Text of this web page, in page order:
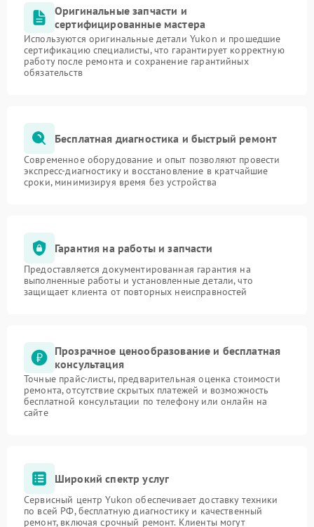
Оригинальные запчасти и
сертифицированные мастера
Используются оригинальные детали Yukon и прошедшие
сертификацию специалисты, что гарантирует корректную
работу после ремонта и сохранение гарантийных
обязательств
Бесплатная диагностика и быстрый ремонт
Современное оборудование и опыт позволяют провести
экспресс-диагностику и восстановление в кратчайшие
сроки, минимизируя время без устройства
Гарантия на работы и запчасти
Предоставляется документированная гарантия на
выполненные работы и установленные детали, что
защищает клиента от повторных неисправностей
Прозрачное ценообразование и бесплатная
консультация
Точные прайс-листы, предварительная оценка стоимости
ремонта, отсутствие скрытых платежей и возможность
бесплатной консультации по телефону или онлайн на
сайте
Широкий спектр услуг
Сервисный центр Yukon обеспечивает доставку техники
по всей РФ, бесплатную диагностику и качественный
ремонт, включая срочный ремонт. Клиенты могут